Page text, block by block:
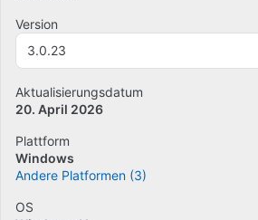
Version
3.0.23
Aktualisierungsdatum
20. April 2026
Plattform
Windows
Andere Platformen (3)
OS